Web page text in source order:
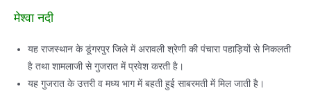
मेश्वा नदी
यह राजस्थान के डूंगरपुर जिले में अरावली श्रेणी की पंचारा पहाड़ियों से निकलती
है तथा शामलाजी से गुजरात में प्रवेश करती है।
यह गुजरात के उत्तरी व मध्य भाग में बहती हुई साबरमती में मिल जाती है।